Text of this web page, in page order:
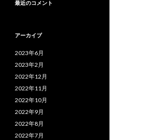
最近のコメント
アーカイブ
2023年6月
2023年2月
2022年12月
2022年11月
2022年10月
2022年9月
2022年8月
2022年7月